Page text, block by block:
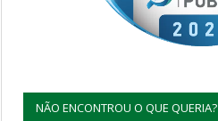
NÃO ENCONTROU O QUE QUERIA?